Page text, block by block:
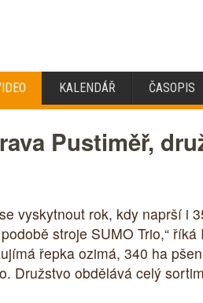
KALENDÁŘ ČASOPIS
Pustiměř,
vyskytnout rok, kdy naprší i
stroje SUMO Trio,“
řepka ozimá, 340 ha
Družstvo obdělává celý